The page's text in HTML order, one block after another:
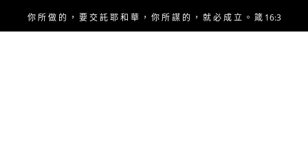
你 所 做 的 ， 要 交 託 耶 和 華 ， 你 所 謀 的 ， 就 必 成 立 。 箴 16:3